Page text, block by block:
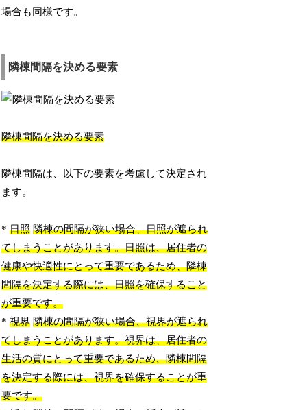
場合も同様です。
隣棟間隔を決める要素
隣棟間隔を決める要素
隣棟間隔は、以下の要素を考慮して決定され
ます。
*日照 隣棟の間隔が狭い場合、日照が遮られ
てしまうことがあります。日照は、居住者の
健康や快適性にとって重要であるため、隣棟
間隔を決定する際には、日照を確保すること
が重要です。
*視界 隣棟の間隔が狭い場合、視界が遮られ
てしまうことがあります。視界は、居住者の
生活の質にとって重要であるため、隣棟間隔
を決定する際には、視界を確保することが重
要です。